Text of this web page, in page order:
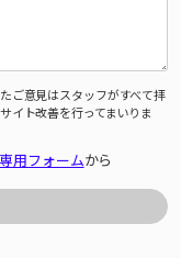
ご意見はスタッフがすべて拝
イト改善を行ってまいりま
用フォームから